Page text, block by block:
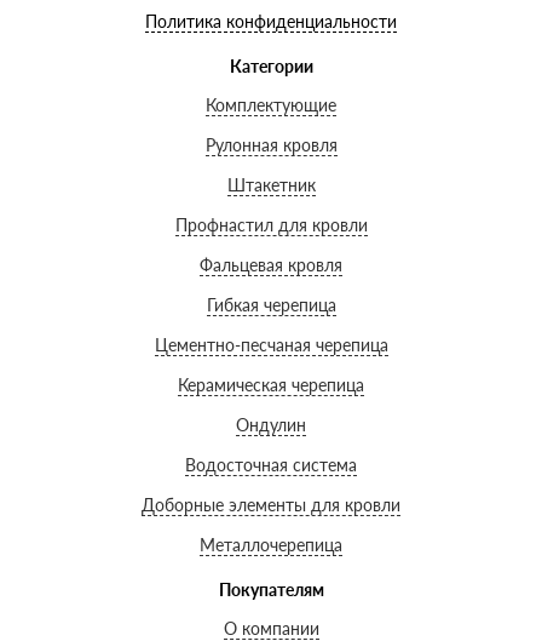
Политика конфиденциальности
Категории
Комплектующие
Рулонная кровля
Штакетник
Профнастил для кровли
Фальцевая кровля
Гибкая черепица
Цементно-песчаная черепица
Керамическая черепица
Ондулин
Водосточная система
Доборные элементы для кровли
Металлочерепица
Покупателям
О компании